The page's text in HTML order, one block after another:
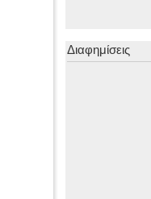
Διαφημίσεις